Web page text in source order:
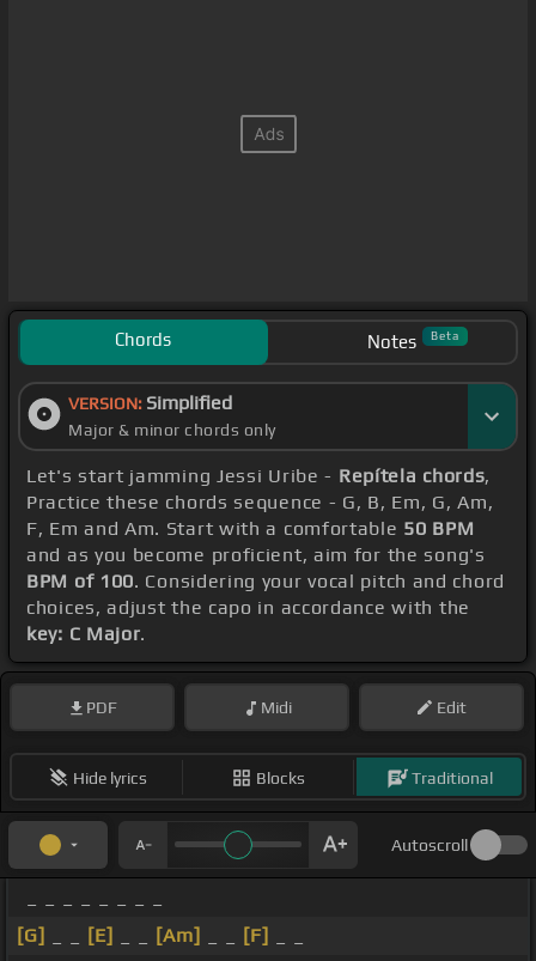
Chords Notes Beta
VERSION: Simplified
Major & minor chords only
Let's start jamming Jessi Uribe - Repítela chords,
Practice these chords sequence - G, B, Em, G, Am,
F, Em and Am. Start with a comfortable 50 BPM
and as you become proficient, aim for the song's
BPM of 100. Considering your vocal pitch and chord
choices, adjust the capo in accordance with the
key: C Major.
PDF Midi Edit
Hide lyrics Blocks Traditional
Autoscroll
[G]
[E] [Am] [F]